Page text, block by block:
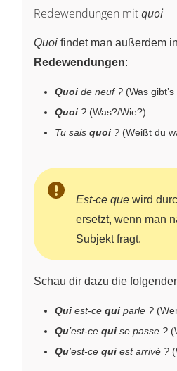
Redewendungen mitquoi
Quoi findet man außerdem
Redewendungen:
Quoi de neuf ? (Was
Quoi ? (Was?/Wie?)
Tu sais quoi ? (Weißt du
Est-ce que wird
ersetzt, wenn man
Subjekt fragt.
Schau dir dazu die
Qui est-ce qui parle ?
Qu’est-ce qui se passe ?
Qu’est-ce qui est arrivé ?